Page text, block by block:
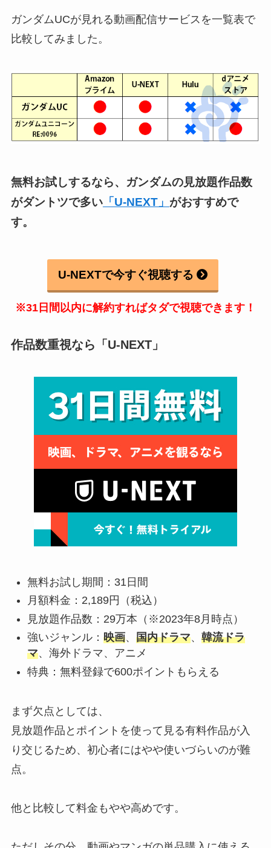
ガンダムUCが見れる動画配信サービスを一覧表で
比較してみました。
無料お試しするなら、ガンダムの見放題作品数
がダントツで多い「U-NEXT」 がおすすめで
す。
U-NEXTで今すぐ視聴する
※31日間以内に解約すればタダで視聴できます！
作品数重視なら「U-NEXT」
無料お試し期間：31日間
月額料金：2,189円（税込）
見放題作品数：29万本（※2023年8月時点）
強いジャンル： 映画、 国内ドラマ、 韓流ドラ
マ、海外ドラマ、アニメ
特典：無料登録で600ポイントもらえる
まず欠点としては、
見放題作品とポイントを使って見る有料作品が入
り交じるため、初心者にはやや使いづらいのが難
点。
他と比較して料金もやや高めです。